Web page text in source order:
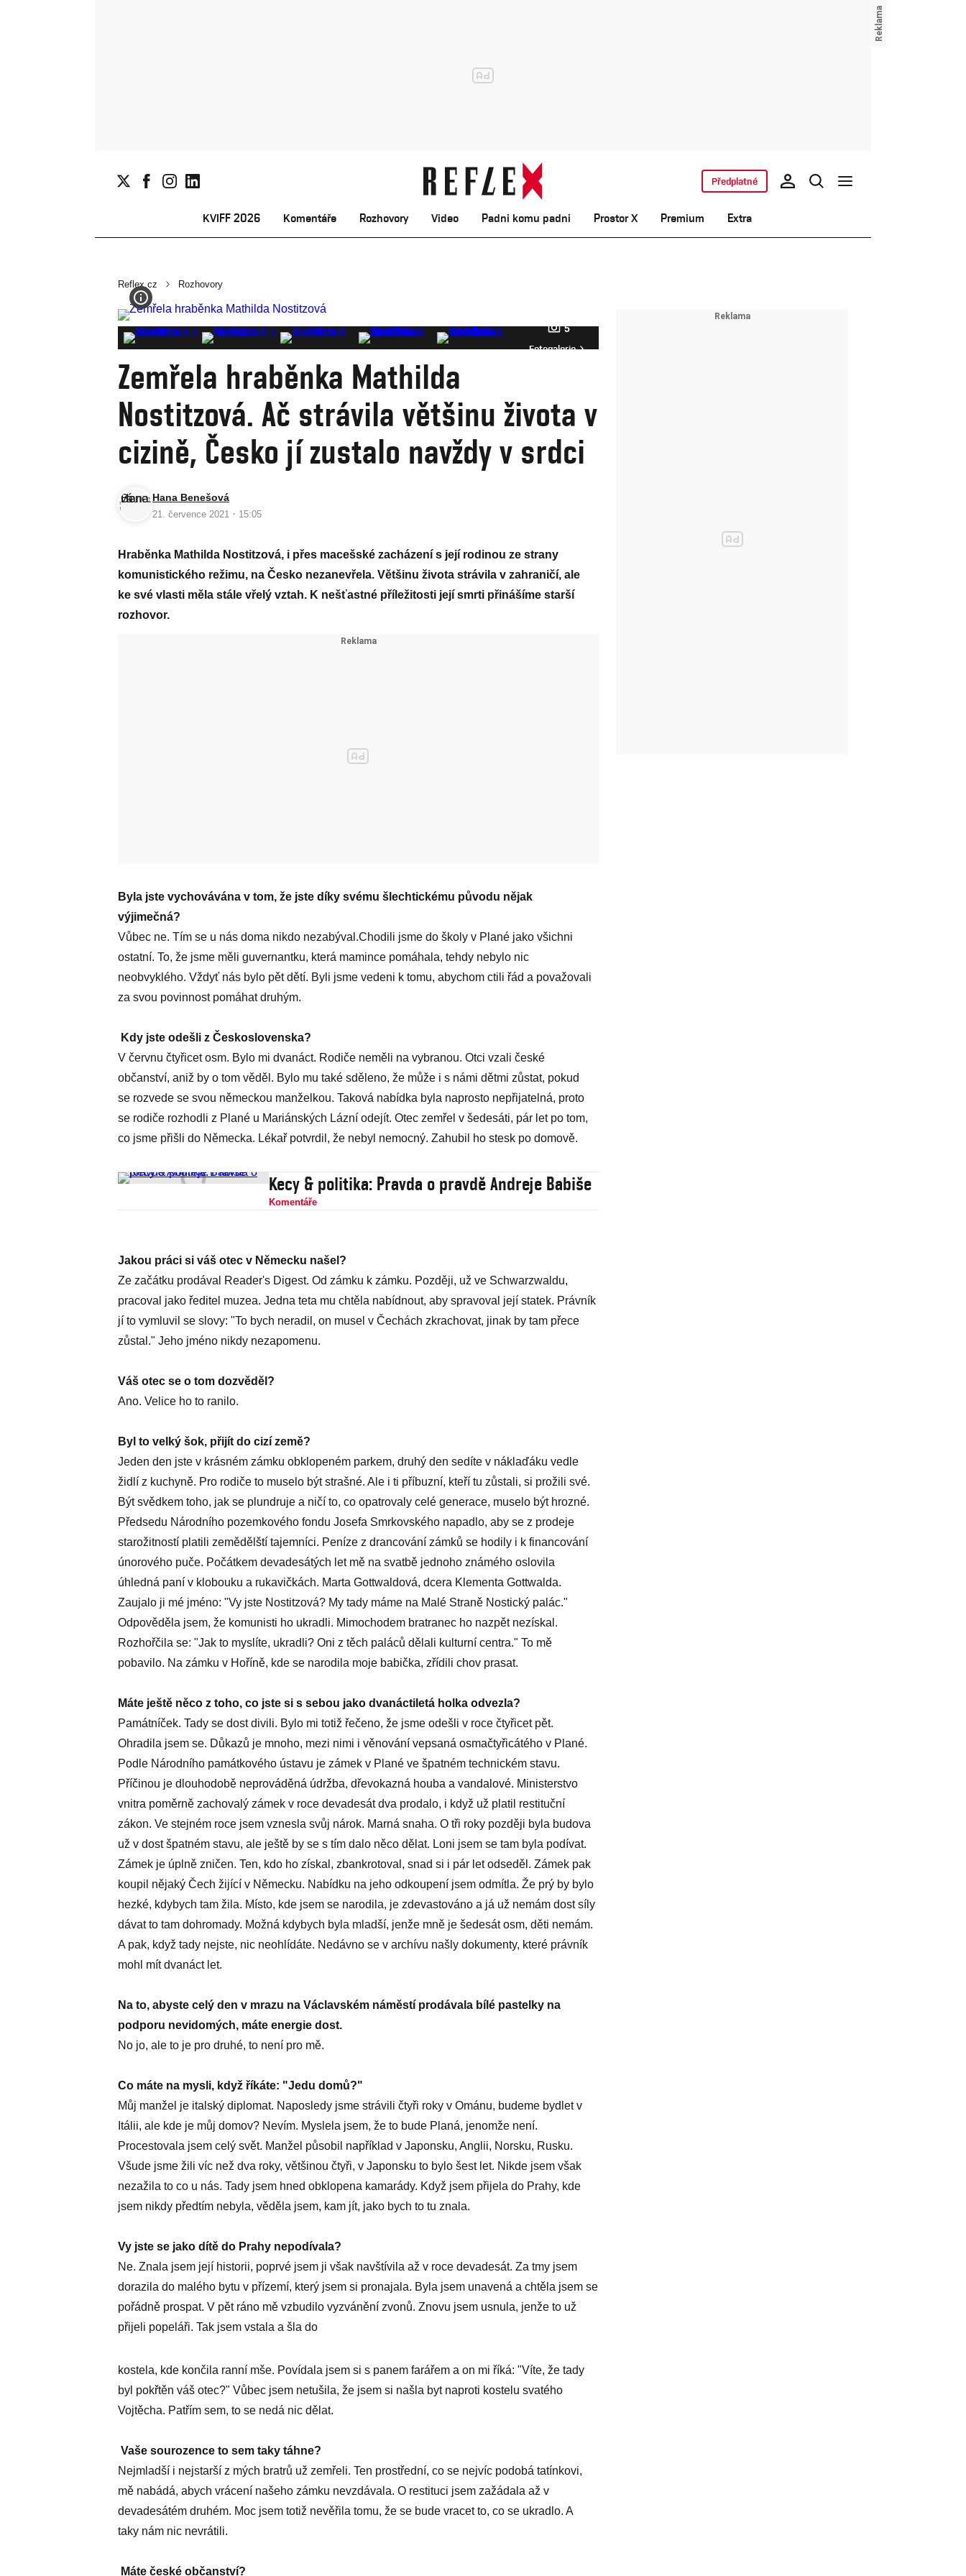
KVIFF 2026 Komentáře Rozhovory Video Padni komu padni Prostor X Premium Extra
Předplatné
Reflex.cz Rozhovory
5
Fotogalerie
Zemřela hraběnka Mathilda
Nostitzová. Ač strávila většinu života v
cizině, Česko jí zustalo navždy v srdci
Hana Benešová
21. července 2021 · 15:05
Hraběnka Mathilda Nostitzová, i přes macešské zacházení s její rodinou ze strany
komunistického režimu, na Česko nezanevřela. Většinu života strávila v zahraničí, ale
ke své vlasti měla stále vřelý vztah. K nešťastné příležitosti její smrti přinášíme starší
rozhovor.
Byla jste vychovávána v tom, že jste díky svému šlechtickému původu nějak
výjimečná?
Vůbec ne. Tím se u nás doma nikdo nezabýval.Chodili jsme do školy v Plané jako všichni
ostatní. To, že jsme měli guvernantku, která mamince pomáhala, tehdy nebylo nic
neobvyklého. Vždyť nás bylo pět dětí. Byli jsme vedeni k tomu, abychom ctili řád a považovali
za svou povinnost pomáhat druhým.
Kdy jste odešli z Československa?
V červnu čtyřicet osm. Bylo mi dvanáct. Rodiče neměli na vybranou. Otci vzali české
občanství, aniž by o tom věděl. Bylo mu také sděleno, že může i s námi dětmi zůstat, pokud
se rozvede se svou německou manželkou. Taková nabídka byla naprosto nepřijatelná, proto
se rodiče rozhodli z Plané u Mariánských Lázní odejít. Otec zemřel v šedesáti, pár let po tom,
co jsme přišli do Německa. Lékař potvrdil, že nebyl nemocný. Zahubil ho stesk po domově.
Kecy & politika: Pravda o pravdě Andreje Babiše
Komentáře
Jakou práci si váš otec v Německu našel?
Ze začátku prodával Reader's Digest. Od zámku k zámku. Později, už ve Schwarzwaldu,
pracoval jako ředitel muzea. Jedna teta mu chtěla nabídnout, aby spravoval její statek. Právník
jí to vymluvil se slovy: "To bych neradil, on musel v Čechách zkrachovat, jinak by tam přece
zůstal." Jeho jméno nikdy nezapomenu.
Váš otec se o tom dozvěděl?
Ano. Velice ho to ranilo.
Byl to velký šok, přijít do cizí země?
Jeden den jste v krásném zámku obklopeném parkem, druhý den sedíte v náklaďáku vedle
židlí z kuchyně. Pro rodiče to muselo být strašné. Ale i ti příbuzní, kteří tu zůstali, si prožili své.
Být svědkem toho, jak se plundruje a ničí to, co opatrovaly celé generace, muselo být hrozné.
Předsedu Národního pozemkového fondu Josefa Smrkovského napadlo, aby se z prodeje
starožitností platili zemědělští tajemníci. Peníze z drancování zámků se hodily i k financování
únorového puče. Počátkem devadesátých let mě na svatbě jednoho známého oslovila
úhledná paní v klobouku a rukavičkách. Marta Gottwaldová, dcera Klementa Gottwalda.
Zaujalo ji mé jméno: "Vy jste Nostitzová? My tady máme na Malé Straně Nostický palác."
Odpověděla jsem, že komunisti ho ukradli. Mimochodem bratranec ho nazpět nezískal.
Rozhořčila se: "Jak to myslíte, ukradli? Oni z těch paláců dělali kulturní centra." To mě
pobavilo. Na zámku v Hoříně, kde se narodila moje babička, zřídili chov prasat.
Máte ještě něco z toho, co jste si s sebou jako dvanáctiletá holka odvezla?
Památníček. Tady se dost divili. Bylo mi totiž řečeno, že jsme odešli v roce čtyřicet pět.
Ohradila jsem se. Důkazů je mnoho, mezi nimi i věnování vepsaná osmačtyřicátého v Plané.
Podle Národního památkového ústavu je zámek v Plané ve špatném technickém stavu.
Příčinou je dlouhodobě neprováděná údržba, dřevokazná houba a vandalové. Ministerstvo
vnitra poměrně zachovalý zámek v roce devadesát dva prodalo, i když už platil restituční
zákon. Ve stejném roce jsem vznesla svůj nárok. Marná snaha. O tři roky později byla budova
už v dost špatném stavu, ale ještě by se s tím dalo něco dělat. Loni jsem se tam byla podívat.
Zámek je úplně zničen. Ten, kdo ho získal, zbankrotoval, snad si i pár let odseděl. Zámek pak
koupil nějaký Čech žijící v Německu. Nabídku na jeho odkoupení jsem odmítla. Že prý by bylo
hezké, kdybych tam žila. Místo, kde jsem se narodila, je zdevastováno a já už nemám dost síly
dávat to tam dohromady. Možná kdybych byla mladší, jenže mně je šedesát osm, děti nemám.
A pak, když tady nejste, nic neohlídáte. Nedávno se v archívu našly dokumenty, které právník
mohl mít dvanáct let.
Na to, abyste celý den v mrazu na Václavském náměstí prodávala bílé pastelky na
podporu nevidomých, máte energie dost.
No jo, ale to je pro druhé, to není pro mě.
Co máte na mysli, když říkáte: "Jedu domů?"
Můj manžel je italský diplomat. Naposledy jsme strávili čtyři roky v Ománu, budeme bydlet v
Itálii, ale kde je můj domov? Nevím. Myslela jsem, že to bude Planá, jenomže není.
Procestovala jsem celý svět. Manžel působil například v Japonsku, Anglii, Norsku, Rusku.
Všude jsme žili víc než dva roky, většinou čtyři, v Japonsku to bylo šest let. Nikde jsem však
nezažila to co u nás. Tady jsem hned obklopena kamarády. Když jsem přijela do Prahy, kde
jsem nikdy předtím nebyla, věděla jsem, kam jít, jako bych to tu znala.
Vy jste se jako dítě do Prahy nepodívala?
Ne. Znala jsem její historii, poprvé jsem ji však navštívila až v roce devadesát. Za tmy jsem
dorazila do malého bytu v přízemí, který jsem si pronajala. Byla jsem unavená a chtěla jsem se
pořádně prospat. V pět ráno mě vzbudilo vyzvánění zvonů. Znovu jsem usnula, jenže to už
přijeli popeláři. Tak jsem vstala a šla do
kostela, kde končila ranní mše. Povídala jsem si s panem farářem a on mi říká: "Víte, že tady
byl pokřtěn váš otec?" Vůbec jsem netušila, že jsem si našla byt naproti kostelu svatého
Vojtěcha. Patřím sem, to se nedá nic dělat.
Vaše sourozence to sem taky táhne?
Nejmladší i nejstarší z mých bratrů už zemřeli. Ten prostřední, co se nejvíc podobá tatínkovi,
mě nabádá, abych vrácení našeho zámku nevzdávala. O restituci jsem zažádala až v
devadesátém druhém. Moc jsem totiž nevěřila tomu, že se bude vracet to, co se ukradlo. A
taky nám nic nevrátili.
Máte české občanství?